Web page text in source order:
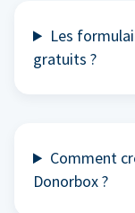
Les
gratuits ?
Comment
Donorbox ?